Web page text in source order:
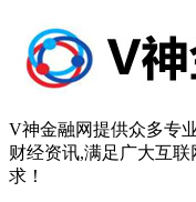
V神金融网提供众多专
财经资讯,满足广大互
求！